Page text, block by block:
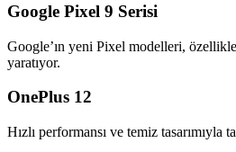
Google Pixel 9 Serisi
Google’ın yeni Pixel modelleri,
yaratıyor.
OnePlus 12
Hızlı performansı ve temiz